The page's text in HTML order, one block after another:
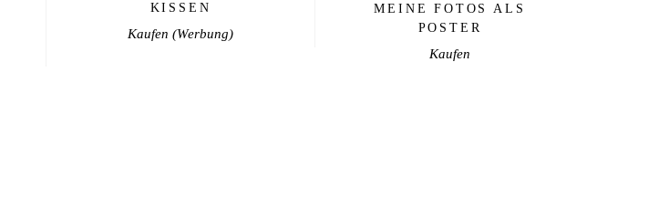
KISSEN
Kaufen
MEINE FOTOS ALS
POSTER
Kaufen